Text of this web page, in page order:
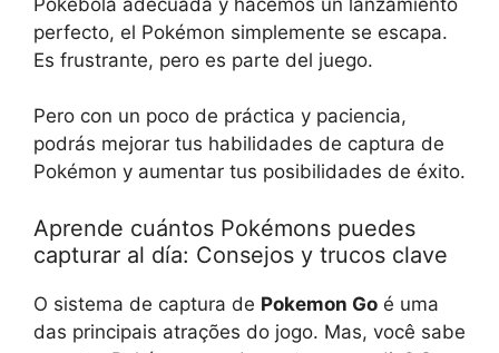
perfecto, el Pokémon simplemente se escapa.
Es frustrante, pero es parte del juego.
Pero con un poco de práctica y paciencia,
podrás mejorar tus habilidades de captura de
Pokémon y aumentar tus posibilidades de éxito.
Aprende cuántos Pokémons puedes
capturar al día: Consejos y trucos clave
O sistema de captura de Pokemon Go é uma
das principais atrações do jogo. Mas, você sabe